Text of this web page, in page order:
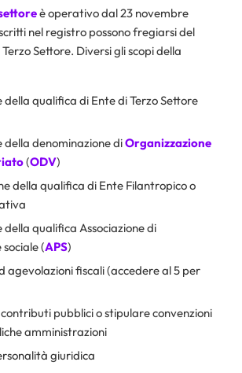
è operativo dal 23 novembre
nel registro possono fregiarsi del
Settore. Diversi gli scopi della
della qualifica di Ente di Terzo Settore
della denominazione diOrganizzazione
(ODV)
della qualifica di Ente Filantropico o
della qualifica Associazione di
(APS)
agevolazioni fiscali (accedere al 5 per
pubblici o stipulare convenzioni
amministrazioni
giuridica